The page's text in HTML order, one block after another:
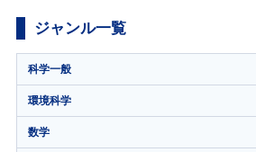
ジャンル一覧
科学一般
環境科学
数学